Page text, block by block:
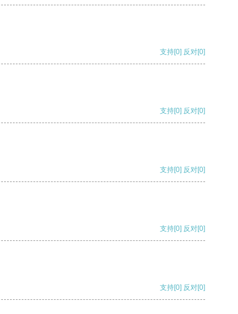
支持[0] 反对[0]
支持[0] 反对[0]
支持[0] 反对[0]
支持[0] 反对[0]
支持[0] 反对[0]